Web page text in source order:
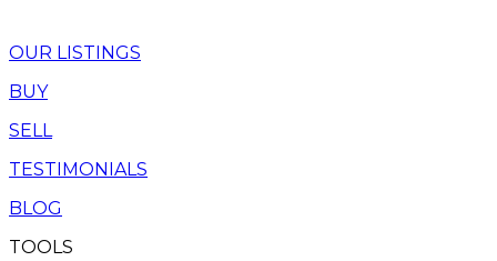
OUR LISTINGS
BUY
SELL
TESTIMONIALS
BLOG
TOOLS